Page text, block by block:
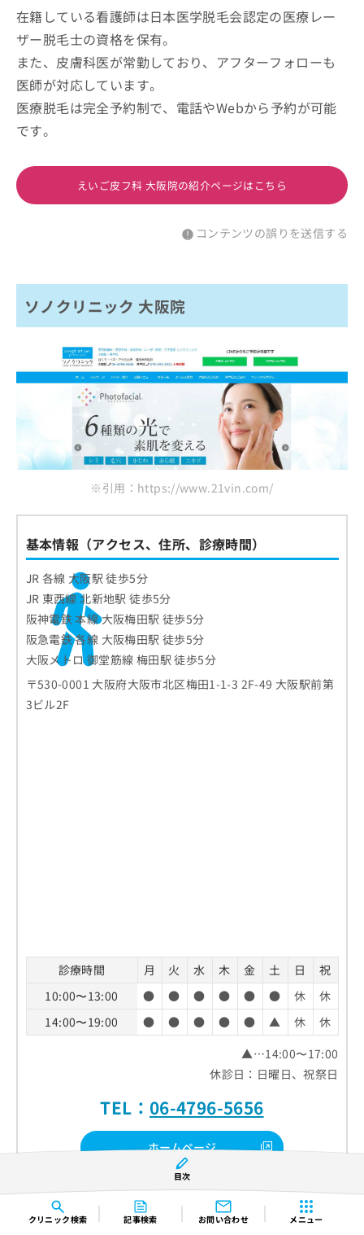
クリニック検索 記事検索 お問い合わせ メニュー
在籍している看護師は日本医学脱毛会認定の医療レー
ザー脱毛士の資格を保有。
また、皮膚科医が常勤しており、アフターフォローも
医師が対応しています。
医療脱毛は完全予約制で、電話やWebから予約が可能
です。
えいご皮フ科 大阪院の紹介ページはこちら
コンテンツの誤りを送信する
ソノクリニック 大阪院
※引用：https://www.21vin.com/
基本情報（アクセス、住所、診療時間）
JR 各線 大阪駅 徒歩5分
JR 東西線 北新地駅 徒歩5分
阪神電鉄 本線 大阪梅田駅 徒歩5分
阪急電鉄 各線 大阪梅田駅 徒歩5分
大阪メトロ 御堂筋線 梅田駅 徒歩5分
〒530-0001 大阪府大阪市北区梅田1-1-3 2F-49 大阪駅前第
3ビル2F
診療時間 月 火 水 木 金 土 日
祝
10:00〜13:00
● ● ● ● ● ● 休
休
14:00〜19:00
● ● ● ● ● ▲ 休
休
▲…14:00〜17:00
休診日：日曜日、祝祭日
TEL： 06-4796-5656
ホームページ
クチコミを見る
目次